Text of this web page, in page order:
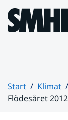
Hoppa till sidans
Start Klimat
Flödesåret 2012